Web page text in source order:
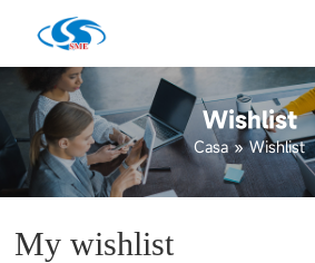
Wishlist
Casa»Wishlist
My wishlist